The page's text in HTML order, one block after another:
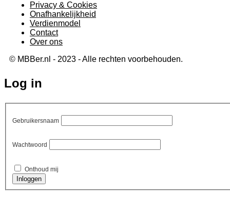
Privacy & Cookies
Onafhankelijkheid
Verdienmodel
Contact
Over ons
© MBBer.nl - 2023 - Alle rechten voorbehouden.
Log in
Gebruikersnaam
Wachtwoord
Onthoud mij